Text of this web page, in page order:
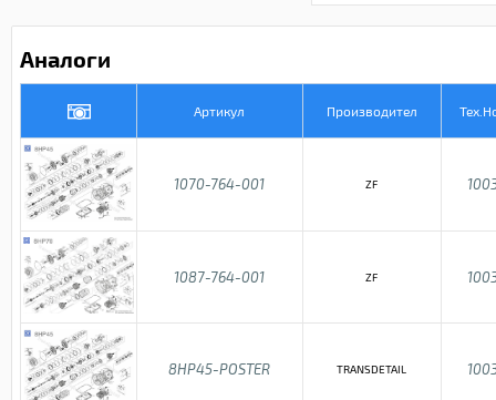
Аналоги
Артикул Производител
1070-764-001 ZF
1087-764-001 ZF
8HP45-POSTER TRANSDETAIL